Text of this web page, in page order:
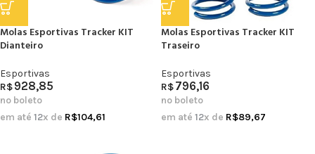
Molas Esportivas Tracker KIT
Dianteiro
Esportivas
R$928,85
no boleto
em até 12x de R$104,61
Molas Esportivas Tracker KIT
Traseiro
Esportivas
R$796,16
no boleto
em até 12x de R$89,67